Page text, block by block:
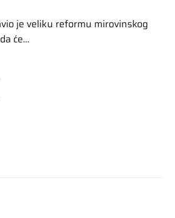
je veliku reformu mirovinskog
će…